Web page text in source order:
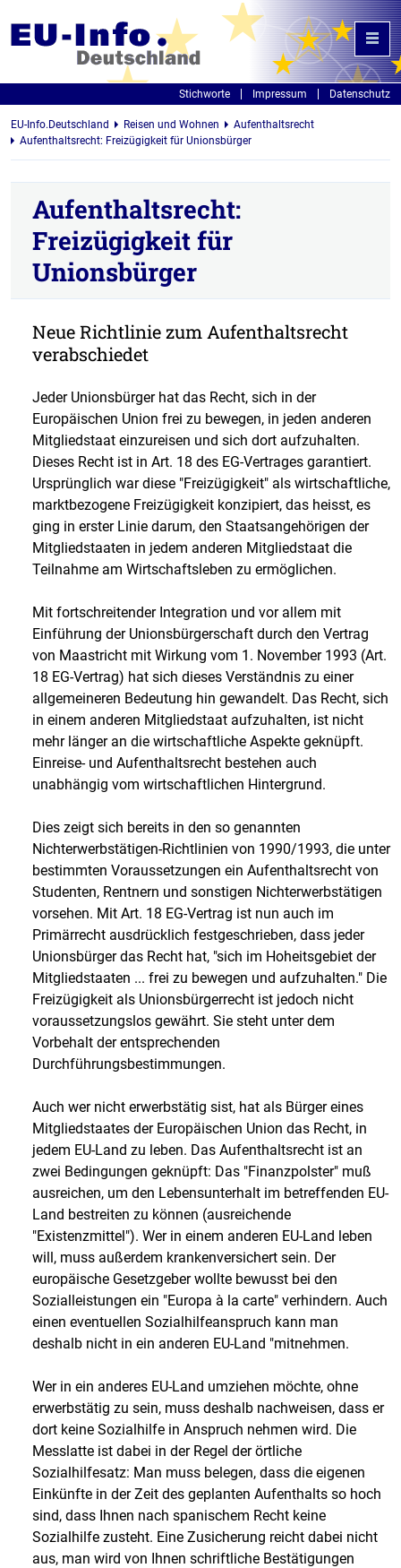
Stichworte Impressum Datenschutz
EU-Info.Deutschland Reisen und Wohnen
Aufenthaltsrecht
Aufenthaltsrecht: Freizügigkeit für Unionsbürger
Aufenthaltsrecht:
Freizügigkeit für
Unionsbürger
Neue Richtlinie zum Aufenthaltsrecht
verabschiedet
Jeder Unionsbürger hat das Recht, sich in der
Europäischen Union frei zu bewegen, in jeden anderen
Mitgliedstaat einzureisen und sich dort aufzuhalten.
Dieses Recht ist in Art. 18 des EG-Vertrages garantiert.
Ursprünglich war diese "Freizügigkeit" als wirtschaftliche,
marktbezogene Freizügigkeit konzipiert, das heisst, es
ging in erster Linie darum, den Staatsangehörigen der
Mitgliedstaaten in jedem anderen Mitgliedstaat die
Teilnahme am Wirtschaftsleben zu ermöglichen.
Mit fortschreitender Integration und vor allem mit
Einführung der Unionsbürgerschaft durch den Vertrag
von Maastricht mit Wirkung vom 1. November 1993 (Art.
18 EG-Vertrag) hat sich dieses Verständnis zu einer
allgemeineren Bedeutung hin gewandelt. Das Recht, sich
in einem anderen Mitgliedstaat aufzuhalten, ist nicht
mehr länger an die wirtschaftliche Aspekte geknüpft.
Einreise- und Aufenthaltsrecht bestehen auch
unabhängig vom wirtschaftlichen Hintergrund.
Dies zeigt sich bereits in den so genannten
Nichterwerbstätigen-Richtlinien von 1990/1993, die unter
bestimmten Voraussetzungen ein Aufenthaltsrecht von
Studenten, Rentnern und sonstigen Nichterwerbstätigen
vorsehen. Mit Art. 18 EG-Vertrag ist nun auch im
Primärrecht ausdrücklich festgeschrieben, dass jeder
Unionsbürger das Recht hat, "sich im Hoheitsgebiet der
Mitgliedstaaten ... frei zu bewegen und aufzuhalten." Die
Freizügigkeit als Unionsbürgerrecht ist jedoch nicht
voraussetzungslos gewährt. Sie steht unter dem
Vorbehalt der entsprechenden
Durchführungsbestimmungen.
Auch wer nicht erwerbstätig sist, hat als Bürger eines
Mitgliedstaates der Europäischen Union das Recht, in
jedem EU-Land zu leben. Das Aufenthaltsrecht ist an
zwei Bedingungen geknüpft: Das "Finanzpolster" muß
ausreichen, um den Lebensunterhalt im betreffenden EU-
Land bestreiten zu können (ausreichende
"Existenzmittel"). Wer in einem anderen EU-Land leben
will, muss außerdem krankenversichert sein. Der
europäische Gesetzgeber wollte bewusst bei den
Sozialleistungen ein "Europa à la carte" verhindern. Auch
einen eventuellen Sozialhilfeanspruch kann man
deshalb nicht in ein anderen EU-Land "mitnehmen.
Wer in ein anderes EU-Land umziehen möchte, ohne
erwerbstätig zu sein, muss deshalb nachweisen, dass er
dort keine Sozialhilfe in Anspruch nehmen wird. Die
Messlatte ist dabei in der Regel der örtliche
Sozialhilfesatz: Man muss belegen, dass die eigenen
Einkünfte in der Zeit des geplanten Aufenthalts so hoch
sind, dass Ihnen nach spanischem Recht keine
Sozialhilfe zusteht. Eine Zusicherung reicht dabei nicht
aus, man wird von Ihnen schriftliche Bestätigungen